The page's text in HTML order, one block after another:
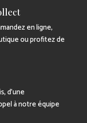
en ligne,
ou profitez de
d’une
à notre équipe